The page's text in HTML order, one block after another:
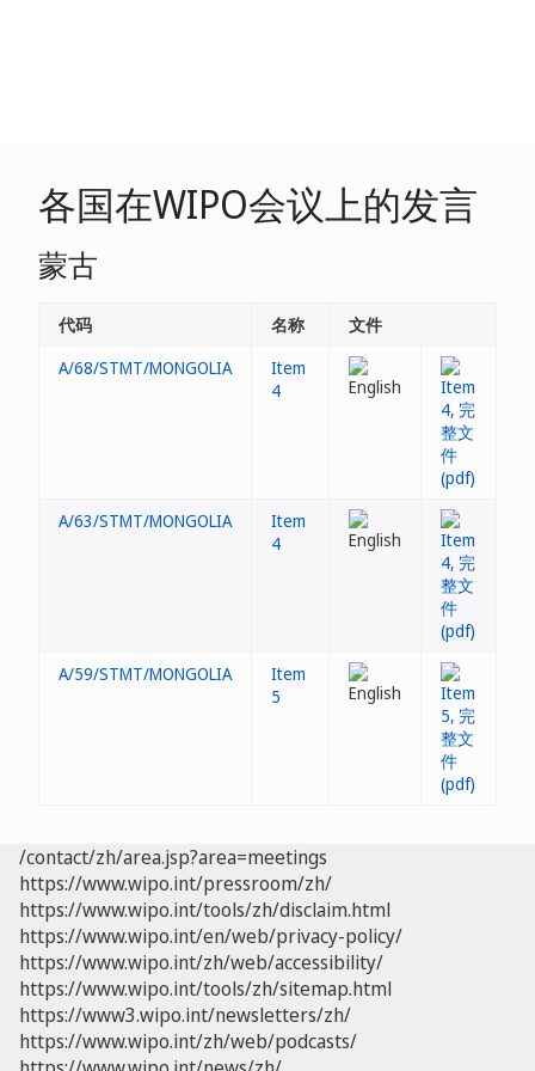
各国在WIPO会议上的发言
蒙古
代码 名称
文件
A/68/STMT/MONGOLIA
Item
4
A/63/STMT/MONGOLIA
Item
4
A/59/STMT/MONGOLIA
Item
5
/contact/zh/area.jsp?area=meetings
https://www.wipo.int/pressroom/zh/
https://www.wipo.int/tools/zh/disclaim.html
https://www.wipo.int/en/web/privacy-policy/
https://www.wipo.int/zh/web/accessibility/
https://www.wipo.int/tools/zh/sitemap.html
https://www3.wipo.int/newsletters/zh/
https://www.wipo.int/zh/web/podcasts/